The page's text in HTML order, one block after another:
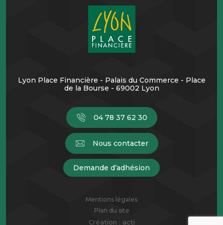
Lyon Place Financière - Palais du Commerce - Place
de la Bourse - 69002 Lyon
04 78 37 62 30
Nous contacter
Demande d’adhésion
Mentions légales
Plan du site
Création : acti